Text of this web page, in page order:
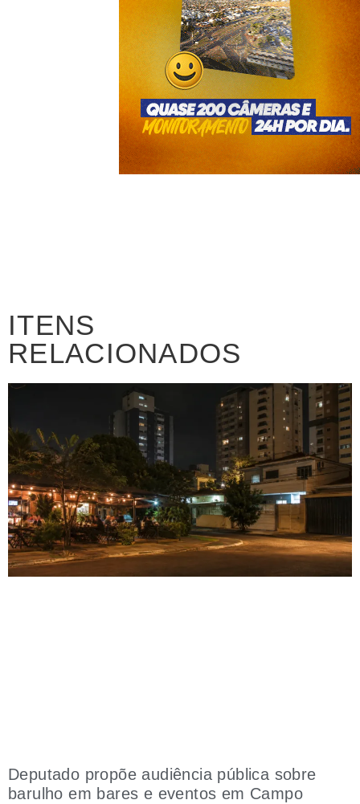
ITENS
RELACIONADOS
Deputado propõe audiência pública sobre
barulho em bares e eventos em Campo